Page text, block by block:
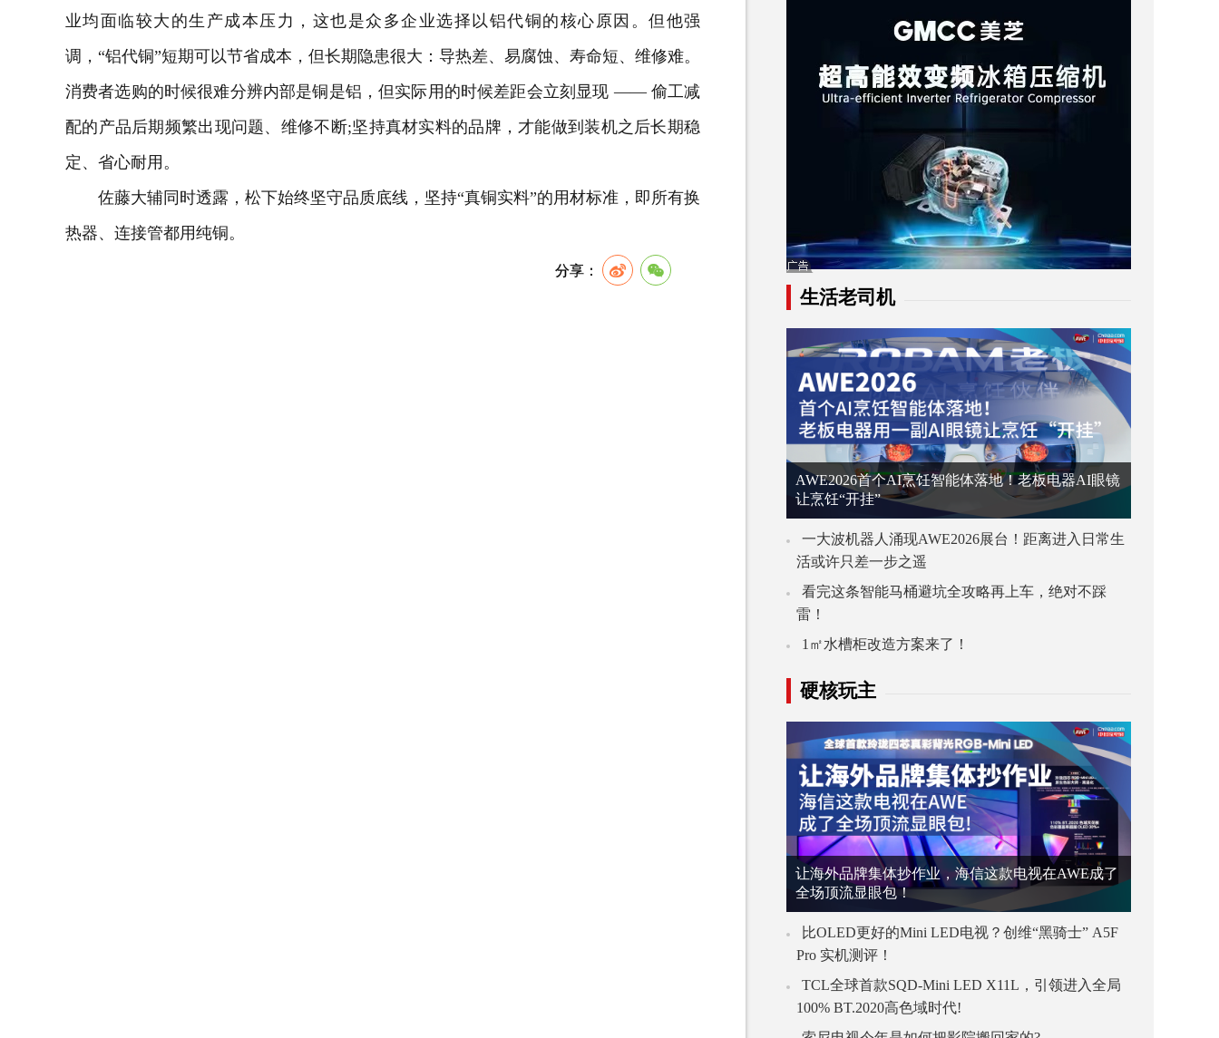
业均面临较大的生产成本压力，这也是众多企业选择以铝代铜的核心原因。但他强
调，“铝代铜”短期可以节省成本，但长期隐患很大：导热差、易腐蚀、寿命短、维修难。
消费者选购的时候很难分辨内部是铜是铝，但实际用的时候差距会立刻显现 —— 偷工减
配的产品后期频繁出现问题、维修不断;坚持真材实料的品牌，才能做到装机之后长期稳
定、省心耐用。
佐藤大辅同时透露，松下始终坚守品质底线，坚持“真铜实料”的用材标准，即所有换
热器、连接管都用纯铜。
生活老司机
AWE2026首个AI烹饪智能体落地！老板电器AI眼镜
让烹饪“开挂”
一大波机器人涌现AWE2026展台！距离进入日常生
活或许只差一步之遥
看完这条智能马桶避坑全攻略再上车，绝对不踩
雷！
1㎡水槽柜改造方案来了！
硬核玩主
让海外品牌集体抄作业，海信这款电视在AWE成了
全场顶流显眼包！
比OLED更好的Mini LED电视？创维“黑骑士” A5F
Pro 实机测评！
TCL全球首款SQD-Mini LED X11L，引领进入全局
100% BT.2020高色域时代!